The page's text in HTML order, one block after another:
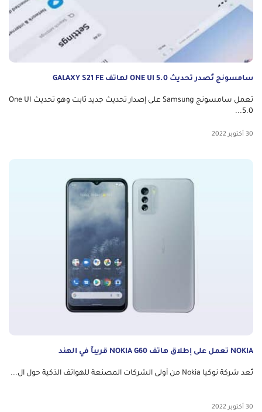
سامسونج تُصدر تحديث ONE UI 5.0 لهاتف GALAXY S21 FE
تعمل سامسونج Samsung على إصدار تحديث جديد ثابت وهو تحديث One UI
5.0...
30 أكتوبر 2022
NOKIA تعمل على إطلاق هاتف NOKIA G60 قريباً في الهند
تُعد شركة نوكيا Nokia من أولى الشركات المصنعة للهواتف الذكية حول ال...
30 أكتوبر 2022